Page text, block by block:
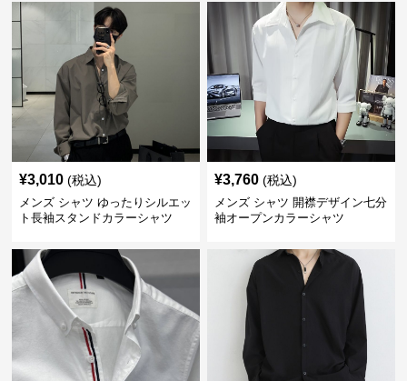
¥3,010 (税込)
メンズ シャツ ゆったりシルエッ
ト長袖スタンドカラーシャツ
¥3,760 (税込)
メンズ シャツ 開襟デザイン七分
袖オープンカラーシャツ